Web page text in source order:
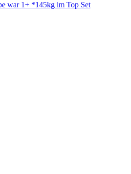
war 1+ *145kg im Top Set